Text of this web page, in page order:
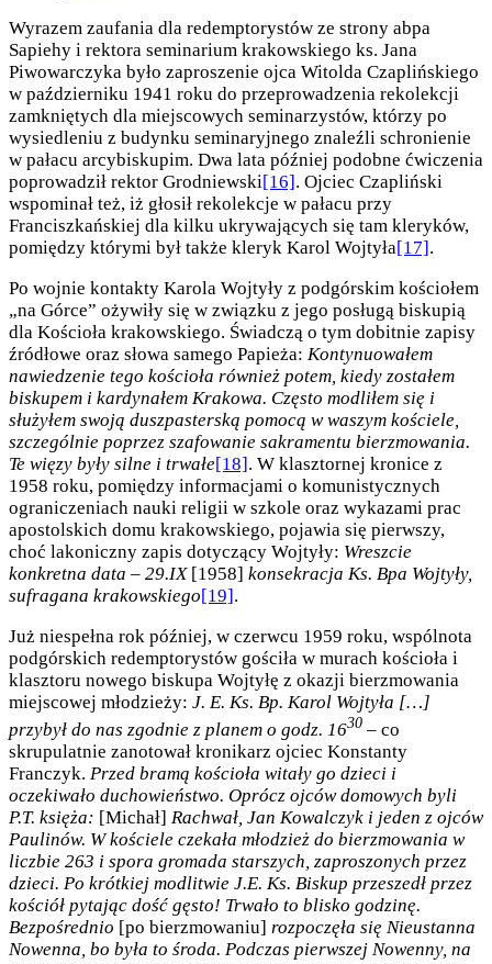
Wyrazem zaufania dla redemptorystów ze strony abpa
Sapiehy i rektora seminarium krakowskiego ks. Jana
Piwowarczyka było zaproszenie ojca Witolda Czaplińskiego
w październiku 1941 roku do przeprowadzenia rekolekcji
zamkniętych dla miejscowych seminarzystów, którzy po
wysiedleniu z budynku seminaryjnego znaleźli schronienie
w pałacu arcybiskupim. Dwa lata później podobne ćwiczenia
poprowadził rektor Grodniewski[16] . Ojciec Czapliński
wspominał też, iż głosił rekolekcje w pałacu przy
Franciszkańskiej dla kilku ukrywających się tam kleryków,
pomiędzy którymi był także kleryk Karol Wojtyła[17] .
Po wojnie kontakty Karola Wojtyły z podgórskim kościołem
„na Górce” ożywiły się w związku z jego posługą biskupią
dla Kościoła krakowskiego. Świadczą o tym dobitnie zapisy
źródłowe oraz słowa samego Papieża: Kontynuowałem
nawiedzenie tego kościoła również potem, kiedy zostałem
biskupem i kardynałem Krakowa. Często modliłem się i
służyłem swoją duszpasterską pomocą w waszym kościele,
szczególnie poprzez szafowanie sakramentu bierzmowania.
Te więzy były silne i trwałe[18] . W klasztornej kronice z
1958 roku, pomiędzy informacjami o komunistycznych
ograniczeniach nauki religii w szkole oraz wykazami prac
apostolskich domu krakowskiego, pojawia się pierwszy,
choć lakoniczny zapis dotyczący Wojtyły: Wreszcie
konkretna data – 29.IX [1958] konsekracja Ks. Bpa Wojtyły,
sufragana krakowskiego[19] .
Już niespełna rok później, w czerwcu 1959 roku, wspólnota
podgórskich redemptorystów gościła w murach kościoła i
klasztoru nowego biskupa Wojtyłę z okazji bierzmowania
miejscowej młodzieży: J. E. Ks. Bp. Karol Wojtyła […]
przybył do nas zgodnie z planem o godz. 1630 – co
skrupulatnie zanotował kronikarz ojciec Konstanty
Franczyk. Przed bramą kościoła witały go dzieci i
oczekiwało duchowieństwo. Oprócz ojców domowych byli
P.T. księża: [Michał] Rachwał, Jan Kowalczyk i jeden z ojców
Paulinów. W kościele czekała młodzież do bierzmowania w
liczbie 263 i spora gromada starszych, zaproszonych przez
dzieci. Po krótkiej modlitwie J.E. Ks. Biskup przeszedł przez
kościół pytając dość gęsto! Trwało to blisko godzinę.
Bezpośrednio [po bierzmowaniu] rozpoczęła się Nieustanna
Nowenna, bo była to środa. Podczas pierwszej Nowenny, na